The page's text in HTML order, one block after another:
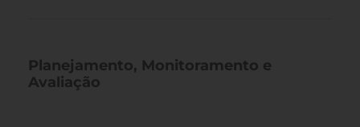
Planejamento, Monitoramento e
Avaliação